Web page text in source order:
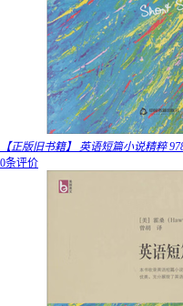
【正版旧书籍】 英语短篇小说精粹
0条评价